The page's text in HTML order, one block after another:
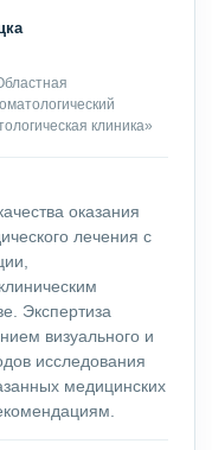
клиника»
оказания
лечения с
Экспертиза
визуального и
исследования
медицинских